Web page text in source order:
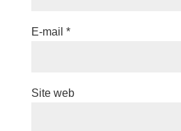
E-mail *
Site web